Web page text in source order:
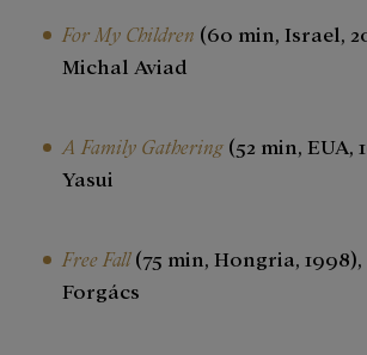
For My Children (60 min, Israel,
Michal Aviad
A Family Gathering (52 min, EUA,
Yasui
Free Fall (75 min, Hongria,
Forgács